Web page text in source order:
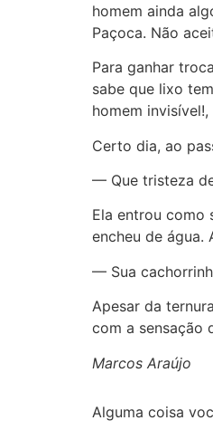
homem ainda
Paçoca. Não
Para ganhar
sabe que lixo
homem
Certo dia, ao
— Que tristeza
Ela entrou como
encheu de água.
— Sua
Apesar da
com a sensação
Marcos Araújo
Alguma coisa